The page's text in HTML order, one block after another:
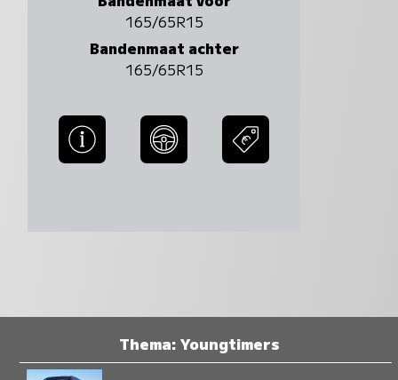
165/65R15
Bandenmaat achter
165/65R15
Thema: Youngtimers